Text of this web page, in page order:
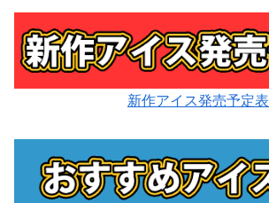
新作アイス発売予定表